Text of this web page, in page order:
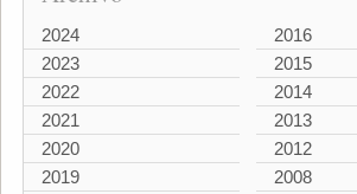
2024
2023
2022
2021
2020
2019
2016
2015
2014
2013
2012
2008